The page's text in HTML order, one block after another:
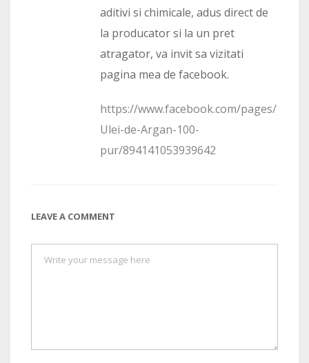
aditivi si chimicale, adus direct de
la producator si la un pret
atragator, va invit sa vizitati
pagina mea de facebook.
https://www.facebook.com/pages/
Ulei-de-Argan-100-
pur/894141053939642
LEAVE A COMMENT